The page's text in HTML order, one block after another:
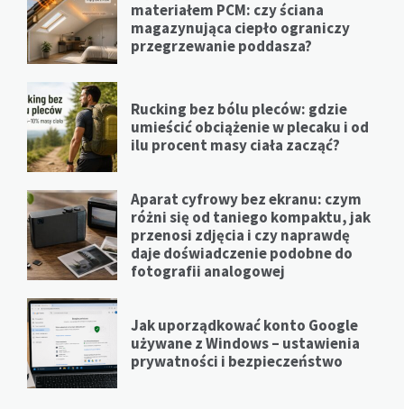
materiałem PCM: czy ściana
magazynująca ciepło ograniczy
przegrzewanie poddasza?
Rucking bez bólu pleców: gdzie
umieścić obciążenie w plecaku i od
ilu procent masy ciała zacząć?
Aparat cyfrowy bez ekranu: czym
różni się od taniego kompaktu, jak
przenosi zdjęcia i czy naprawdę
daje doświadczenie podobne do
fotografii analogowej
Jak uporządkować konto Google
używane z Windows – ustawienia
prywatności i bezpieczeństwo